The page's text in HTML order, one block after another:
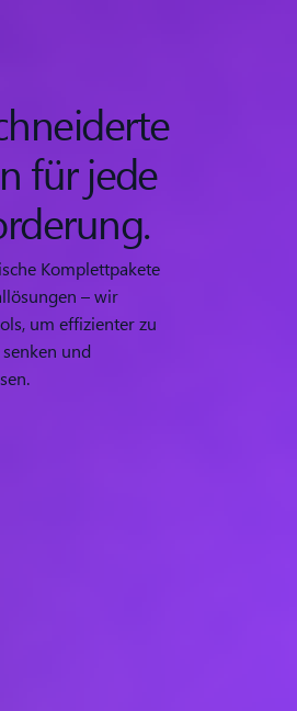
für jede
Komplettpakete
– wir
um effizienter zu
und